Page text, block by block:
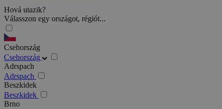
Hová utazik?
Válasszon egy országot, régiót...
Csehország
Csehország
Adrspach
Adrspach
Beszkidek
Beszkidek
Brno